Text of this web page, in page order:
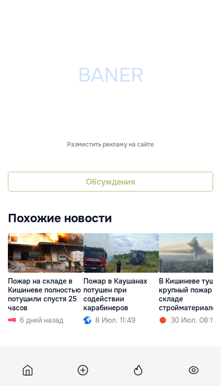
Разместить рекламу на сайте
Обсуждения
Похожие новости
Пожар на складе в
Кишиневе полностью
потушили спустя 25
часов
6 дней назад
Пожар в Каушанах
потушен при
содействии
карабинеров
8 Июл. 11:49
В Кишиневе
крупный пожар
складе
стройматериалов
30 Июл. 08:11
Infotag 10 июня 2026, 11:50 14 178